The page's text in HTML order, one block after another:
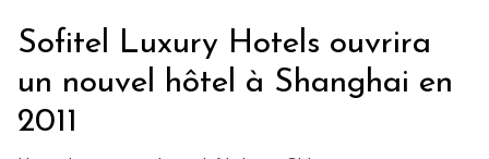
Sofitel Luxury Hotels ouvrira
un nouvel hôtel à Shanghai en
2011